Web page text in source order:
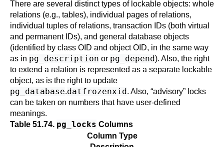
There are several distinct types of lockable objects: whole
relations (e.g., tables), individual pages of relations,
individual tuples of relations, transaction IDs (both virtual
and permanent IDs), and general database objects
(identified by class OID and object OID, in the same way
as in pg_description or pg_depend). Also, the right
to extend a relation is represented as a separate lockable
object, as is the right to update
pg_database.datfrozenxid. Also, “advisory” locks
can be taken on numbers that have user-defined
meanings.
Table 51.74. pg_locks Columns
Column Type